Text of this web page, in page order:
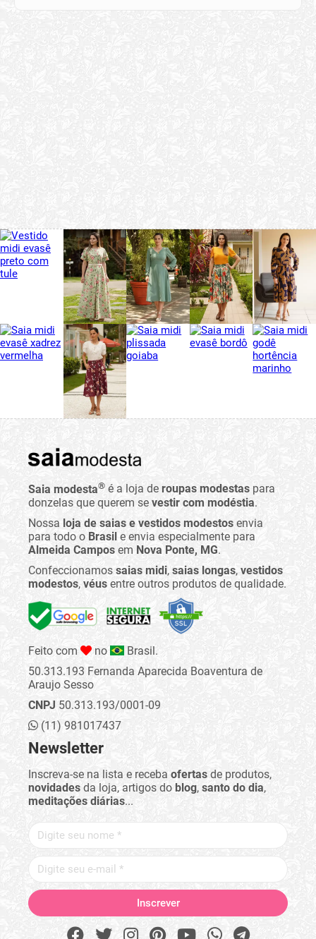
Saia modesta® é a loja de roupas modestas para
donzelas que querem se vestir com modéstia.
Nossa loja de saias e vestidos modestos envia
para todo o Brasil e envia especialmente para
Almeida Campos em Nova Ponte, MG.
Confeccionamos saias midi, saias longas, vestidos
modestos, véus entre outros produtos de qualidade.
Feito com no
Brasil.
50.313.193 Fernanda Aparecida Boaventura de
Araujo Sesso
CNPJ 50.313.193/0001-09
(11) 981017437
Newsletter
Inscreva-se na lista e receba ofertas de produtos,
novidades da loja, artigos do blog, santo do dia,
meditações diárias...